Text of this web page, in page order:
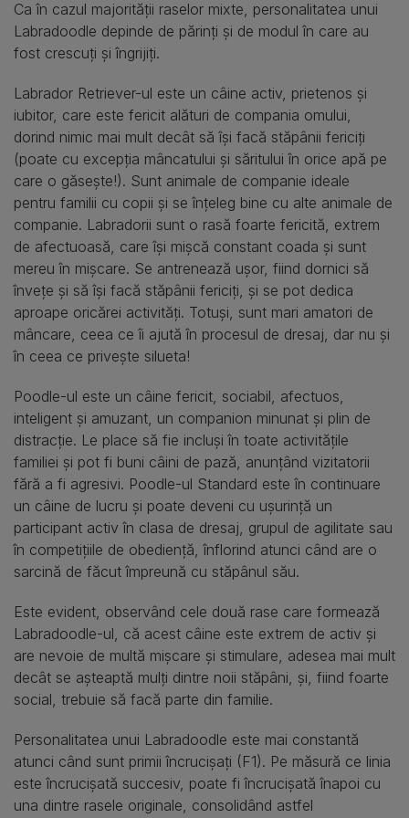
Ca în cazul majorității raselor mixte, personalitatea unui
Labradoodle depinde de părinți și de modul în care au
fost crescuți și îngrijiți.
Labrador Retriever-ul este un câine activ, prietenos și
iubitor, care este fericit alături de compania omului,
dorind nimic mai mult decât să își facă stăpânii fericiți
(poate cu excepția mâncatului și săritului în orice apă pe
care o găsește!). Sunt animale de companie ideale
pentru familii cu copii și se înțeleg bine cu alte animale de
companie. Labradorii sunt o rasă foarte fericită, extrem
de afectuoasă, care își mișcă constant coada și sunt
mereu în mișcare. Se antrenează ușor, fiind dornici să
învețe și să își facă stăpânii fericiți, și se pot dedica
aproape oricărei activități. Totuși, sunt mari amatori de
mâncare, ceea ce îi ajută în procesul de dresaj, dar nu și
în ceea ce privește silueta!
Poodle-ul este un câine fericit, sociabil, afectuos,
inteligent și amuzant, un companion minunat și plin de
distracție. Le place să fie incluși în toate activitățile
familiei și pot fi buni câini de pază, anunțând vizitatorii
fără a fi agresivi. Poodle-ul Standard este în continuare
un câine de lucru și poate deveni cu ușurință un
participant activ în clasa de dresaj, grupul de agilitate sau
în competițiile de obediență, înflorind atunci când are o
sarcină de făcut împreună cu stăpânul său.
Este evident, observând cele două rase care formează
Labradoodle-ul, că acest câine este extrem de activ și
are nevoie de multă mișcare și stimulare, adesea mai mult
decât se așteaptă mulți dintre noii stăpâni, și, fiind foarte
social, trebuie să facă parte din familie.
Personalitatea unui Labradoodle este mai constantă
atunci când sunt primii încrucișați (F1). Pe măsură ce linia
este încrucișată succesiv, poate fi încrucișată înapoi cu
una dintre rasele originale, consolidând astfel